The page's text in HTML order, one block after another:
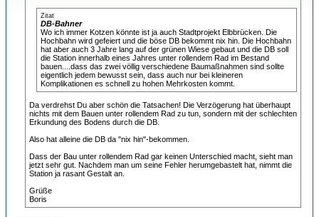
Zitat
DB-Bahner
Wo ich immer Kotzen könnte ist ja auch Stadtprojekt Elbbrücken. Die
Hochbahn wird gefeiert und die böse DB bekommt nix hin. Die Hochbahn
hat aber auch 3 Jahre lang auf der grünen Wiese gebaut und die DB soll
die Station innerhalb eines Jahres unter rollendem Rad im Bestand
bauen....dass das zwei völlig verschiedene Baumaßnahmen sind sollte
eigentlich jedem bewusst sein, dass auch nur bei kleineren
Komplikationen es schnell zu hohen Mehrkosten kommt.
Da verdrehst Du aber schön die Tatsachen! Die Verzögerung hat überhaupt
nichts mit dem Bauen unter rollendem Rad zu tun, sondern mit der schlechten
Erkundung des Bodens durch die DB.
Also hat alleine die DB da "nix hin"-bekommen.
Dass der Bau unter rollendem Rad gar keinen Unterschied macht, sieht man
jetzt sehr gut. Nachdem man um seine Fehler herumgebastelt hat, nimmt die
Station ja rasant Gestalt an.
Grüße
Boris